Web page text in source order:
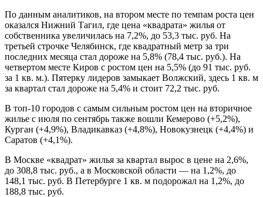
По данным аналитиков, на втором месте по темпам роста цен
оказался Нижний Тагил, где цена «квадрата» жилья от
собственника увеличилась на 7,2%, до 53,3 тыс. руб. На
третьей строчке Челябинск, где квадратный метр за три
последних месяца стал дороже на 5,8% (78,4 тыс. руб.). На
четвертом месте Киров с ростом цен на 5,5% (до 91 тыс. руб.
за 1 кв. м.). Пятерку лидеров замыкает Волжский, здесь 1 кв. м
за квартал стал дороже на 5,4% и стоит 72,2 тыс. руб.
В топ-10 городов с самым сильным ростом цен на вторичное
жилье с июля по сентябрь также вошли Кемерово (+5,2%),
Курган (+4,9%), Владикавказ (+4,8%), Новокузнецк (+4,4%) и
Саратов (+4,1%).
В Москве «квадрат» жилья за квартал вырос в цене на 2,6%,
до 308,8 тыс. руб., а в Московской области — на 1,2%, до
148,1 тыс. руб. В Петербурге 1 кв. м подорожал на 1,2%, до
188,8 тыс. руб.